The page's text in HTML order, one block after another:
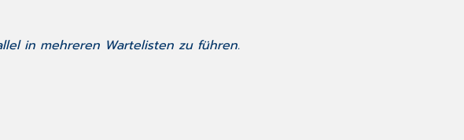
in mehreren Wartelisten zu führen.